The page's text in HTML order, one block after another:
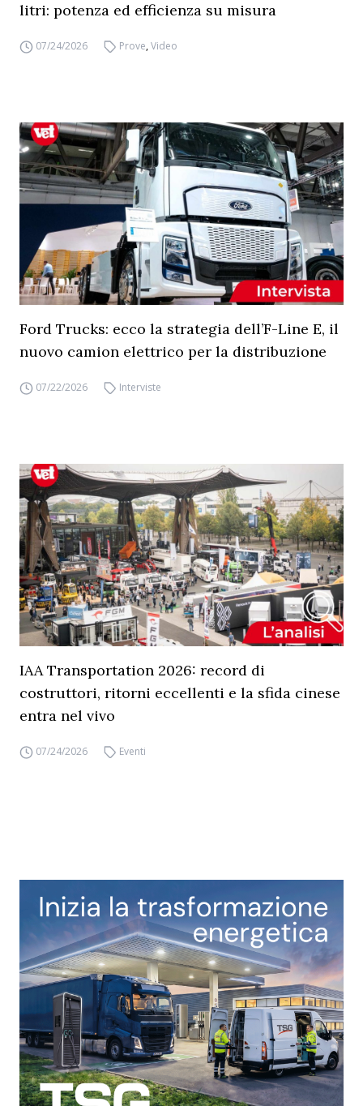
litri: potenza ed efficienza su misura
07/24/2026 Prove,Video
Ford Trucks: ecco la strategia dell’F-Line E, il
nuovo camion elettrico per la distribuzione
07/22/2026 Interviste
IAA Transportation 2026: record di
costruttori, ritorni eccellenti e la sfida cinese
entra nel vivo
07/24/2026 Eventi